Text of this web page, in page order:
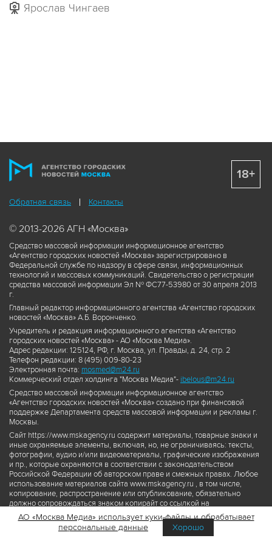
Ярослав Чингаев
Обратная связь Контакты
© 2013-2026 АГН «Москва»
Средство массовой информации информационное агентство
«Агентство городских новостей «Москва» зарегистрировано в
Федеральной службе по надзору в сфере связи, информационных
технологий и массовых коммуникаций. Свидетельство о регистрации
средства массовой информации Эл № ФС77-53980 от 30 апреля 2013
г.
Главный редактор информационного агентства «Агентство городских
новостей «Москва» А.Б. Воронченко.
Учредитель и редакция информационного агентства «Агентство
городских новостей «Москва» - АО «Москва Медиа».
Адрес редакции: 125124, РФ, г. Москва, ул. Правды, д. 24, стр. 2
Телефон редакции: 8 (495) 009-80-23
Электронная почта: mosmed@m24.ru
Коммерческий отдел холдинга "Москва Медиа"- ibelous@m24.ru
Средство массовой информации информационное агентство
«Агентство городских новостей «Москва» создано при финансовой
поддержке Департамента средств массовой информации и рекламы г.
Москвы.
Сайт https://www.mskagency.ru содержит материалы, товарные знаки и
иные охраняемые элементы, включая, но, не ограничиваясь: тексты,
фотографии, аудио и/или видеоматериалы, графические изображения
и пр., которые охраняются в соответствии с законодательством
Российской Федерации об авторском праве и смежных правах. Любое
использование материалов сайта www.mskagency.ru , в том числе,
копирование, распространение или опубликование, обязательно
должно сопровождаться знаком копирайт со ссылкой на
правообладателя © АО «Москва Медиа», а также гиперссылкой на сайт
www.mskagency.ru как на первоисточник информации. Переработка
материалов сайта www.mskagency.ru не допускается.
18+
АО «Москва Медиа» использует куки-файлы и обрабатывает
персональные данные
Хорошо